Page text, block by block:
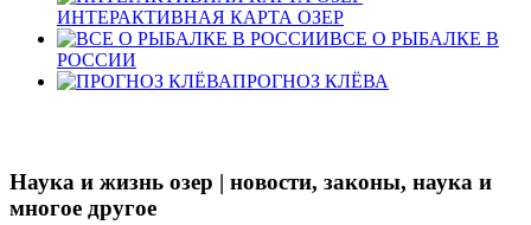
ИНТЕРАКТИВНАЯ КАРТА ОЗЕР
ВСЕ О РЫБАЛКЕ В
РОССИИ
ПРОГНОЗ КЛЁВА
Наука и жизнь озер | новости, законы, наука и
многое другое